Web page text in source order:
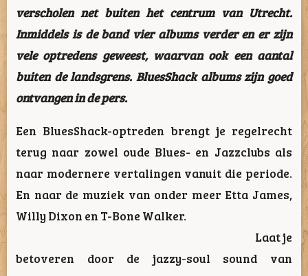
verscholen net buiten het centrum van Utrecht.
Inmiddels is de band vier albums verder en er zijn
vele optredens geweest, waarvan ook een aantal
buiten de landsgrens. BluesShack albums zijn goed
ontvangen in de pers.
Een BluesShack-optreden brengt je regelrecht
terug naar zowel oude Blues- en Jazzclubs als
naar modernere vertalingen vanuit die periode.
En naar de muziek van onder meer Etta James,
Willy Dixon en T-Bone Walker.
Laat je
betoveren door de jazzy-soul sound van